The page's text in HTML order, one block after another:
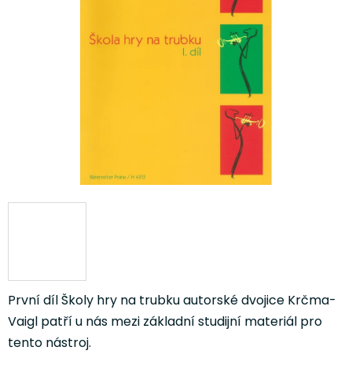
První díl Školy hry na trubku autorské dvojice Krčma-
Vaigl patří u nás mezi základní studijní materiál pro
tento nástroj.